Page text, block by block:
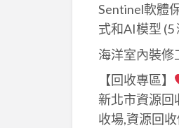
Sentinel軟體
式和AI模型 (5
海洋室內裝修
【回收專區】
新北市資源回
收場,資源回